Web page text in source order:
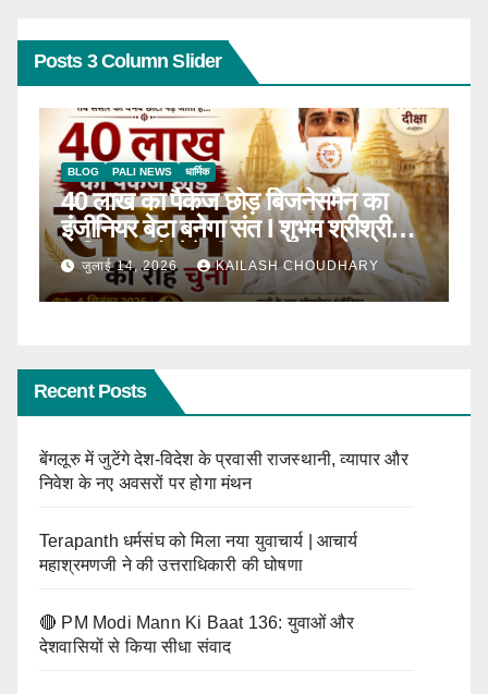
Posts 3 Column Slider
BLOG टॉप न्यूज़ धार्मिक
ठाणे में पहली बार होगा सीरवी समाज युवक-
युवती परिचय सम्मेलन
जून 13, 2026 KAILASH CHOUDHARY
Recent Posts
बेंगलूरु में जुटेंगे देश-विदेश के प्रवासी राजस्थानी, व्यापार और
निवेश के नए अवसरों पर होगा मंथन
Terapanth धर्मसंघ को मिला नया युवाचार्य | आचार्य
महाश्रमणजी ने की उत्तराधिकारी की घोषणा
🔴 PM Modi Mann Ki Baat 136: युवाओं और
देशवासियों से किया सीधा संवाद